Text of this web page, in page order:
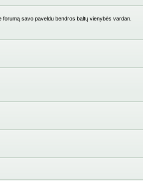
savo paveldu bendros baltų vienybės vardan.